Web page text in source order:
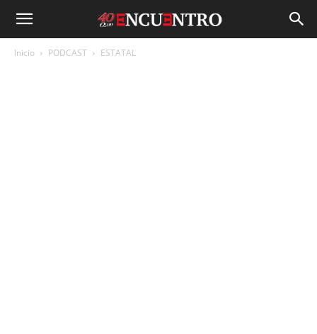
Inicio PODCAST ESTATAL